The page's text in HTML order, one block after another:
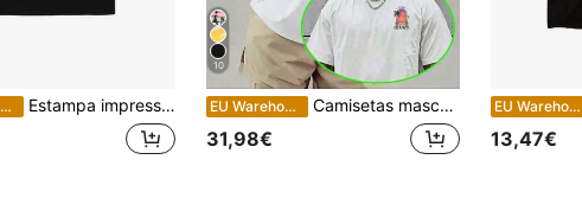
EU Warehouse Estampa impressa, casual e estiloso, camiseta de algodão estilo streetwear
10
EU Warehouse Camisetas masculinas
31,98€
EU Warehouse
13,47€